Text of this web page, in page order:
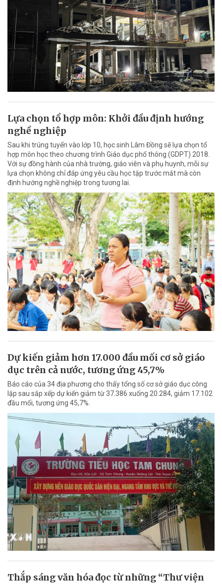
Lựa chọn tổ hợp môn: Khởi đầu định hướng
nghề nghiệp
Sau khi trúng tuyển vào lớp 10, học sinh Lâm Đồng sẽ lựa chọn tổ
hợp môn học theo chương trình Giáo dục phổ thông (GDPT) 2018.
Với sự đồng hành của nhà trường, giáo viên và phụ huynh, mỗi sự
lựa chọn không chỉ đáp ứng yêu cầu học tập trước mắt mà còn
định hướng nghề nghiệp trong tương lai.
Dự kiến giảm hơn 17.000 đầu mối cơ sở giáo
dục trên cả nước, tương ứng 45,7%
Báo cáo của 34 địa phương cho thấy tổng số cơ sở giáo dục công
lập sau sắp xếp dự kiến giảm từ 37.386 xuống 20.284, giảm 17.102
đầu mối, tương ứng 45,7%.
Thắp sáng văn hóa đọc từ những “Thư viện